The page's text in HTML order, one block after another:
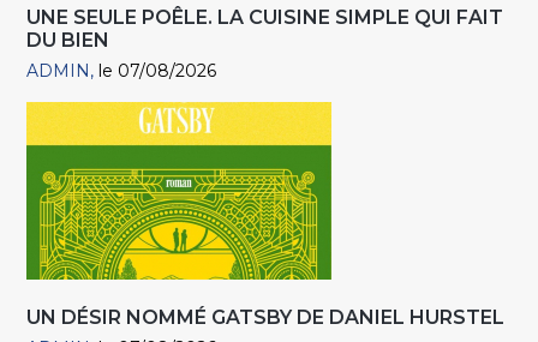
UNE SEULE POÊLE. LA CUISINE SIMPLE QUI FAIT
DU BIEN
ADMIN le 07/08/2026
UN DÉSIR NOMMÉ GATSBY DE DANIEL HURSTEL